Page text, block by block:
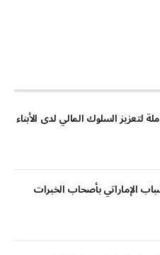
لتعزيز السلوك المالي لدى الأبناء
الإماراتي بأصحاب الخبرات